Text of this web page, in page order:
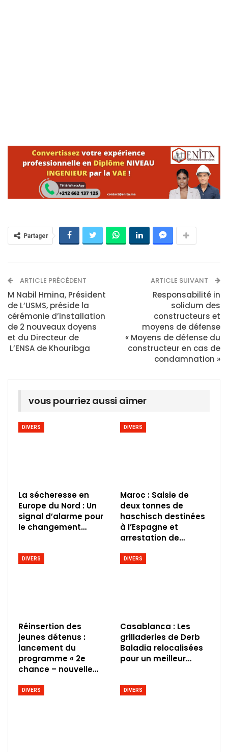
Partager
ARTICLE PRÉCÉDENT
M Nabil Hmina, Président
de L’USMS, préside la
cérémonie d’installation
de 2 nouveaux doyens
et du Directeur de
L’ENSA de Khouribga
ARTICLE SUIVANT
Responsabilité in
solidum des
constructeurs et
moyens de défense
« Moyens de défense du
constructeur en cas de
condamnation »
vous pourriez aussi aimer
DIVERS
La sécheresse en
Europe du Nord : Un
signal d’alarme pour
le changement…
DIVERS
Maroc : Saisie de
deux tonnes de
haschisch destinées
à l’Espagne et
arrestation de…
DIVERS
Réinsertion des
jeunes détenus :
lancement du
programme « 2e
chance – nouvelle…
DIVERS
Casablanca : Les
grilladeries de Derb
Baladia relocalisées
pour un meilleur…
DIVERS DIVERS